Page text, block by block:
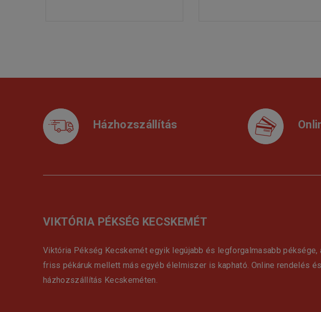
Házhozszállítás
VIKTÓRIA PÉKSÉG KECSKEMÉT
Viktória Pékség Kecskemét egyik legújabb és legforgalmasabb péksége,
friss pékáruk mellett más egyéb élelmiszer is kapható. Online rendelés és
házhozszállítás Kecskeméten.